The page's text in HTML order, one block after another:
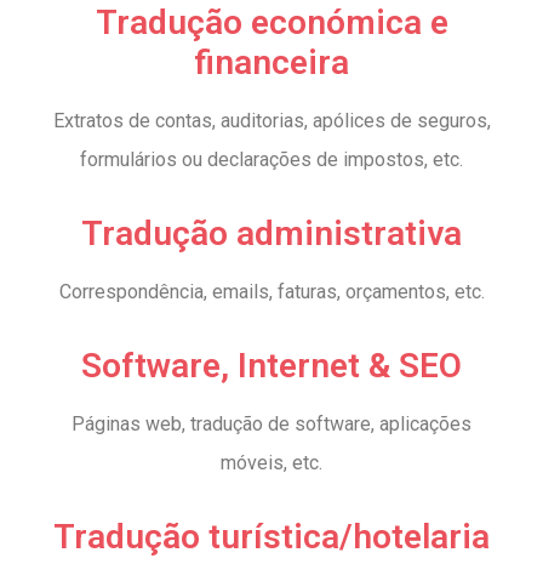
Tradução económica e
financeira
Extratos de contas, auditorias, apólices de seguros,
formulários ou declarações de impostos, etc.
Tradução administrativa
Correspondência, emails, faturas, orçamentos, etc.
Software, Internet & SEO
Páginas web, tradução de software, aplicações
móveis, etc.
Tradução turística/hotelaria